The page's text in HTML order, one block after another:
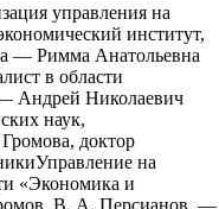
управления на
институт,
— Римма Анатольевна
в области
Андрей Николаевич
наук,
доктор
на
«Экономика и
В. А. Персианов. —